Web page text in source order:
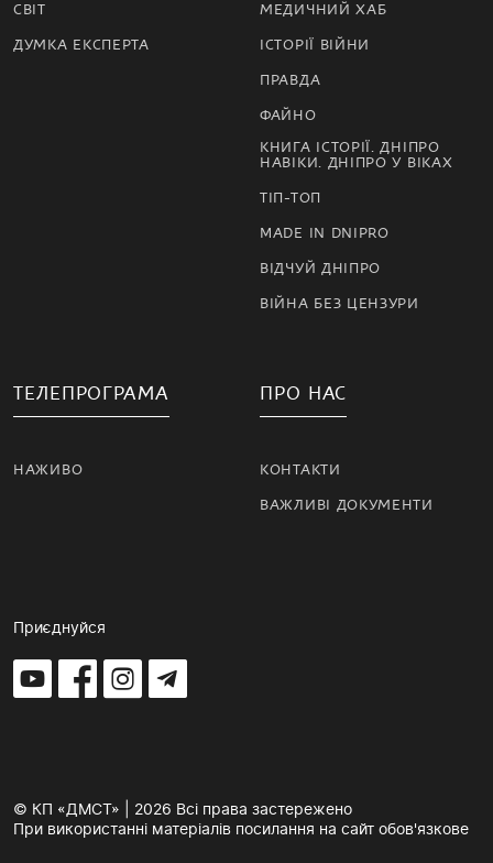
СВІТ
ДУМКА ЕКСПЕРТА
МЕДИЧНИЙ ХАБ
ІСТОРІЇ ВІЙНИ
ПРАВДА
ФАЙНО
КНИГА ІСТОРІЇ. ДНІПРО
НАВІКИ. ДНІПРО У ВІКАХ
ТІП-ТОП
MADE IN DNIPRO
ВІДЧУЙ ДНІПРО
ВІЙНА БЕЗ ЦЕНЗУРИ
ТЕЛЕПРОГРАМА
НАЖИВО
ПРО НАС
КОНТАКТИ
ВАЖЛИВІ ДОКУМЕНТИ
Приєднуйся
© КП «ДМСТ» | 2026 Всі права застережено
При використанні матеріалів посилання на сайт обов'язкове